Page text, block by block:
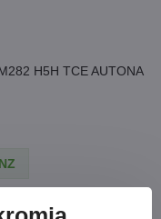
H5H TCE AUTONA